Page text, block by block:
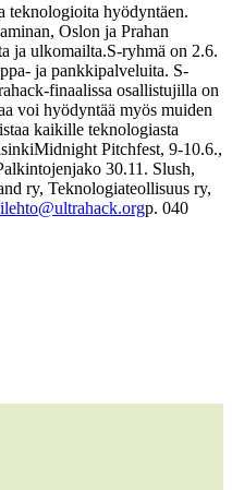
teknologioita hyödyntäen.
Oslon ja Prahan
ja ulkomailta.S-ryhmä on 2.6.
ja pankkipalveluita. S-
finaalissa osallistujilla on
voi hyödyntää myös muiden
kaikille teknologiasta
Midnight Pitchfest, 9-10.6.,
30.11. Slush,
ry, Teknologiateollisuus ry,
p. 040